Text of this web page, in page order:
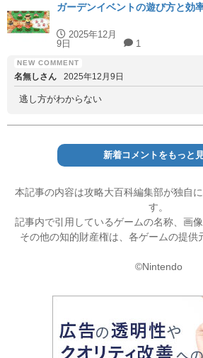
ガーデンイベントの遊び方と効
2025年12月
9日
1
名無しさん 2025年12月9日
逃し方がわからない
新着コメントをもっと
本記事の内容は攻略大百科編集部が独自
す。
記事内で引用しているゲームの名称、画
その他の知的財産権は、各ゲームの提供
©Nintendo